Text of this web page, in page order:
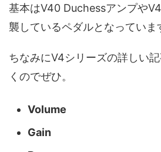
基本はV40 Duchessアンプや
襲しているペダルとなっていま
ちなみにV4シリーズの詳しい
くのでぜひ。
Volume
Gain